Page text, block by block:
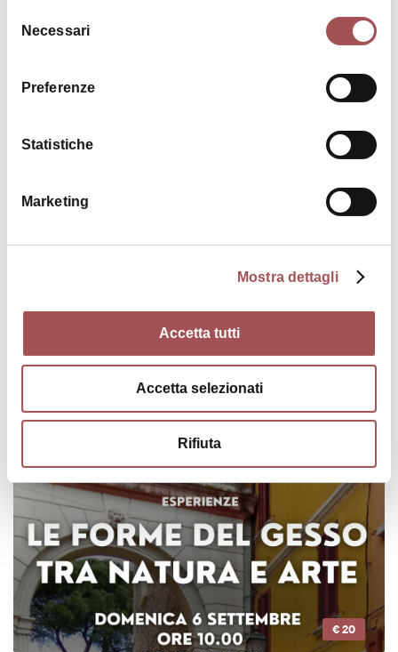
delNecessari
Preferenze
Statistiche
Marketing
Mostra dettagli
Accetta tutti
Accetta selezionati
Rifiuta
From Tower to Tower
ACTIVITY
€ 20